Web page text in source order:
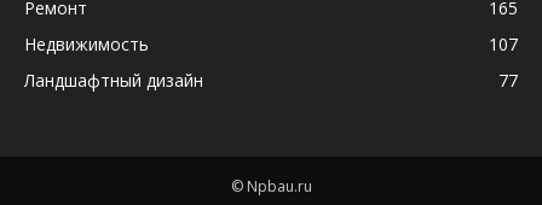
Ремонт
165
Недвижимость
107
Ландшафтный дизайн
77
© Npbau.ru